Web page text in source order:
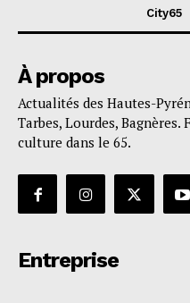
City65
À propos
Actualités des Hautes-
Tarbes, Lourdes,
culture dans le 65.
Entreprise